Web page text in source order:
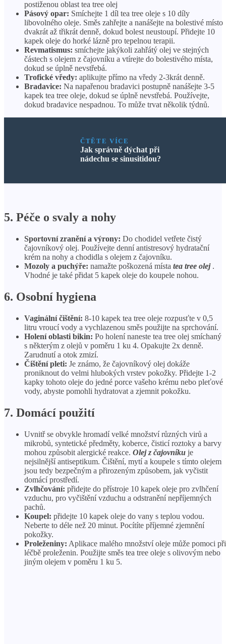
postiženou oblast tea tree olej
Pásový opar: Smíchejte 1 díl tea tree oleje s 10 díly
libovolného oleje. Směs zahřejte a nanášejte na bolestivé místo
dvakrát až třikrát denně, dokud bolest neustoupí. Přidejte 10
kapek oleje do horké lázně pro tepelnou terapii.
Revmatismus: smíchejte jakýkoli zahřátý olej ve stejných
částech s olejem z čajovníku a vtírejte do bolestivého místa,
dokud se úplně nevstřebá.
Trofické vředy: aplikujte přímo na vředy 2-3krát denně.
Bradavice: Na napařenou bradavici postupně nanášejte 3-5
kapek tea tree oleje, dokud se úplně nevstřebá. Používejte,
dokud bradavice nespadnou. To může trvat několik týdnů.
ČTĚTE VÍCE
Jak správně dýchat při
nádechu se sinusitidou?
5. Péče o svaly a nohy
Sportovní zranění a výrony: Do chodidel vetřete čistý
čajovníkový olej. Používejte denní antistresový hydratační
krém na nohy a chodidla s olejem z čajovníku.
Mozoly a puchýře: namažte poškozená místa tea tree olej.
Vhodné je také přidat 5 kapek oleje do koupele nohou.
6. Osobní hygiena
Vaginální čištění: 8-10 kapek tea tree oleje rozpusťte v 0,5
litru vroucí vody a vychlazenou směs použijte na sprchování.
Holení oblasti bikin: Po holení naneste tea tree olej smíchaný
s některým z olejů v poměru 1 ku 4. Opakujte 2x denně.
Zarudnutí a otok zmizí.
Čištění pleti: Je známo, že čajovníkový olej dokáže
proniknout do velmi hlubokých vrstev pokožky. Přidejte 1-2
kapky tohoto oleje do jedné porce vašeho krému nebo pleťové
vody, abyste pomohli hydratovat a zjemnit pokožku.
7. Domácí použití
Uvnitř se obvykle hromadí velké množství různých virů a
mikrobů, syntetické předměty, koberce, čisticí roztoky a barvy
mohou způsobit alergické reakce. Olej z čajovníku je
nejsilnější antiseptikum. Čištění, mytí a koupele s tímto olejem
jsou tedy bezpečným a přirozeným způsobem, jak vyčistit
domácí prostředí.
Zvlhčování: přidejte do přístroje 10 kapek oleje pro zvlhčení
vzduchu, pro vyčištění vzduchu a odstranění nepříjemných
pachů.
Koupel: přidejte 10 kapek oleje do vany s teplou vodou.
Neberte to déle než 20 minut. Pocítíte příjemné zjemnění
pokožky.
Proleženiny: Aplikace malého množství oleje může pomoci při
léčbě proleženin. Použijte směs tea tree oleje s olivovým nebo
jiným olejem v poměru 1 ku 5.